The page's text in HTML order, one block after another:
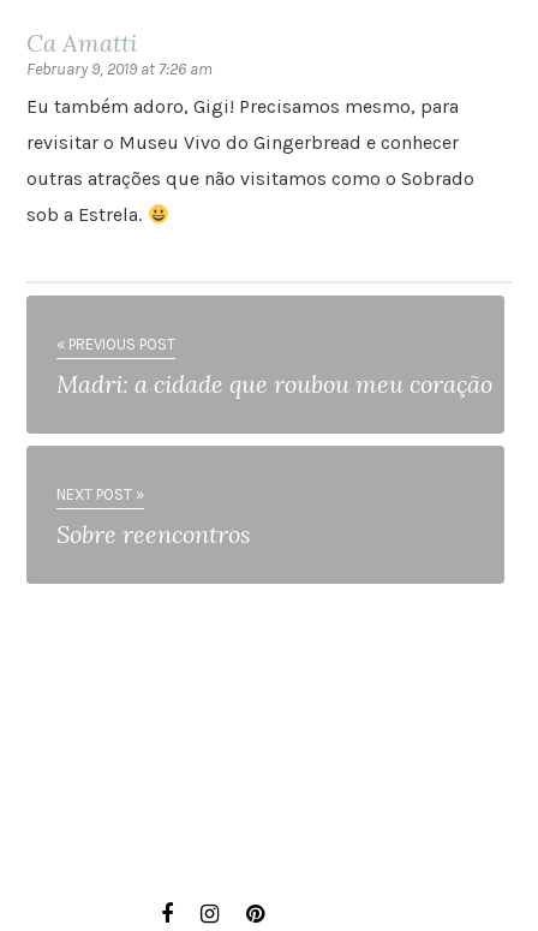
Ca Amatti
February 9, 2019 at 7:26 am
Eu também adoro, Gigi! Precisamos mesmo, para
revisitar o Museu Vivo do Gingerbread e conhecer
outras atrações que não visitamos como o Sobrado
sob a Estrela.
« PREVIOUS POST
Madri: a cidade que roubou meu coração
NEXT POST »
Sobre reencontros